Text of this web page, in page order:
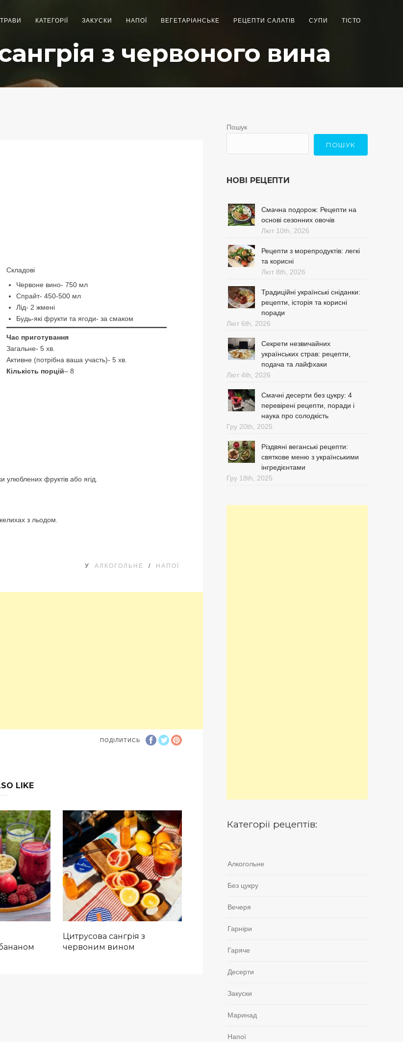
КАТЕГОРІЇ ЗАКУСКИ НАПОЇ ВЕГЕТАРІАНСЬКЕ РЕЦЕПТИ САЛАТІВ СУПИ ТІСТО
з червоного вина
Cкладові
Червоне вино- 750 мл
Спрайт- 450-500 мл
Лід- 2 жмені
Будь-які фрукти та ягоди- за смаком
Час приготування
Загальне- 5 хв.
Активне (потрібна ваша участь)- 5 хв.
Кількість порцій– 8
улюблених фруктів або ягід.
з льодом.
У АЛКОГОЛЬНЕ / НАПОЇ
ПОДІЛИТИСЬ
LIKE
Цитрусова сангрія з
червоним вином
Пошук
ПОШУК
НОВІ РЕЦЕПТИ
Смачна подорож: Рецепти на
основі сезонних овочів
Лют 10th, 2026
Рецепти з морепродуктів: легкі
та корисні
Лют 8th, 2026
Традиційні українські сніданки:
рецепти, історія та корисні
поради
Лют 6th, 2026
Секрети незвичайних
українських страв: рецепти,
подача та лайфхаки
Лют 4th, 2026
Смачні десерти без цукру: 4
перевірені рецепти, поради і
наука про солодкість
Гру 20th, 2025
Різдвяні веганські рецепти:
святкове меню з українськими
інгредієнтами
Гру 18th, 2025
Категорії рецептів:
Алкогольне
Без цукру
Вечеря
Гарніри
Гаряче
Десерти
Закуски
Маринад
Напої